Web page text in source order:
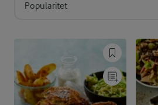
Popularitet